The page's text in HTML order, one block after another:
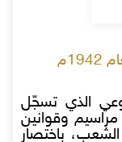
الذي تسجّل
وقوانين
باختصار